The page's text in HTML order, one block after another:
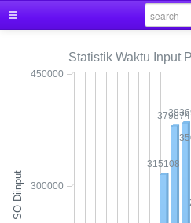
315108
379874
300000
450000
Statistik Waktu Input